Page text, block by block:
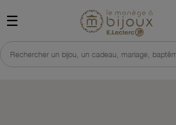
☰
Rechercher un bijou, un cadeau, mariage,